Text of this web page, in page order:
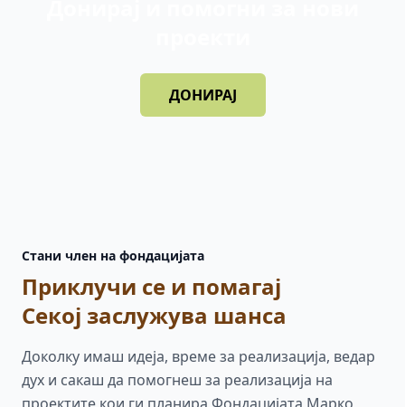
ДОНИРАЈ
Стани член на фондацијата
Приклучи се и помагај
Секој заслужува шанса
Доколку имаш идеја, време за реализација, ведар
дух и сакаш да помогнеш за реализација на